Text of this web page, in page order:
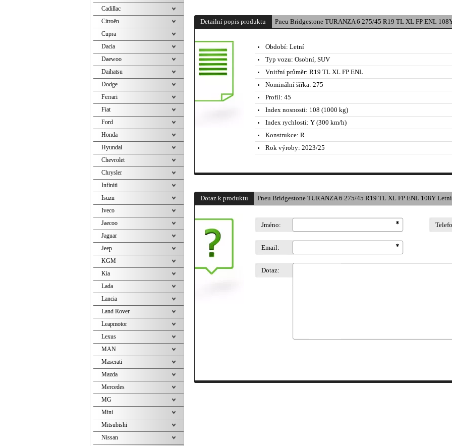
Detailní popis produktu Pneu Bridgestone TURANZA 6 275/45 R19 TL XL FP ENL
Období: Letní
Typ vozu: Osobní, SUV
Vnitřní průměr: R19 TL XL FP ENL
Nominální šířka: 275
Profil: 45
Index nosnosti: 108 (1000 kg)
Index rychlosti: Y (300 km/h)
Konstrukce: R
Rok výroby: 2023/25
Dotaz k produktu Pneu Bridgestone TURANZA 6 275/45 R19 TL XL FP ENL 108Y Letní
Jméno:
Email:
Dotaz:
Cadillac
Citroën
Cupra
Dacia
Daewoo
Daihatsu
Dodge
Ferrari
Fiat
Ford
Honda
Hyundai
Chevrolet
Chrysler
Infiniti
Isuzu
Iveco
Jaecoo
Jaguar
Jeep
KGM
Kia
Lada
Lancia
Land Rover
Leapmotor
Lexus
MAN
Maserati
Mazda
Mercedes
MG
Mini
Mitsubishi
Nissan